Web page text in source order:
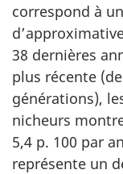
correspond à
38 dernières
plus récente
générations),
nicheurs
5,4 p. 100 par
représente un